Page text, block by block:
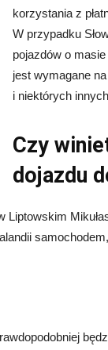
korzystania z
W przypadku
pojazdów o
jest wymagane
i niektórych
Czy
dojazdu
Liptowskim